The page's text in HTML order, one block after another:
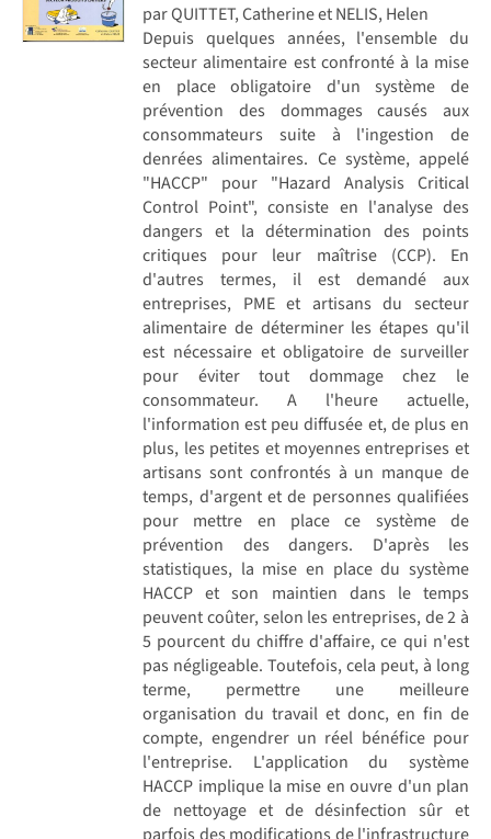
par QUITTET, Catherine et NELIS, Helen
Depuis quelques années, l'ensemble du
secteur alimentaire est confronté à la mise
en place obligatoire d'un système de
prévention des dommages causés aux
consommateurs suite à l'ingestion de
denrées alimentaires. Ce système, appelé
"HACCP" pour "Hazard Analysis Critical
Control Point", consiste en l'analyse des
dangers et la détermination des points
critiques pour leur maîtrise (CCP). En
d'autres termes, il est demandé aux
entreprises, PME et artisans du secteur
alimentaire de déterminer les étapes qu'il
est nécessaire et obligatoire de surveiller
pour éviter tout dommage chez le
consommateur. A l'heure actuelle,
l'information est peu diffusée et, de plus en
plus, les petites et moyennes entreprises et
artisans sont confrontés à un manque de
temps, d'argent et de personnes qualifiées
pour mettre en place ce système de
prévention des dangers. D'après les
statistiques, la mise en place du système
HACCP et son maintien dans le temps
peuvent coûter, selon les entreprises, de 2 à
5 pourcent du chiffre d'affaire, ce qui n'est
pas négligeable. Toutefois, cela peut, à long
terme, permettre une meilleure
organisation du travail et donc, en fin de
compte, engendrer un réel bénéfice pour
l'entreprise. L'application du système
HACCP implique la mise en ouvre d'un plan
de nettoyage et de désinfection sûr et